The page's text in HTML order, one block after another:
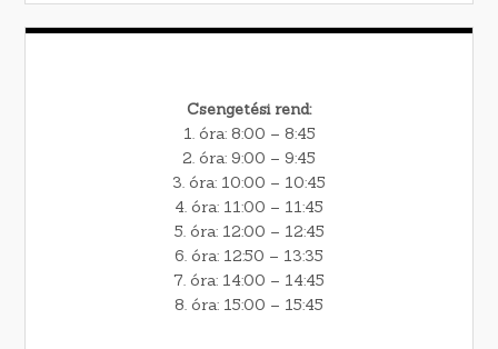
Csengetési rend:
1. óra: 8:00 – 8:45
2. óra: 9:00 – 9:45
3. óra: 10:00 – 10:45
4. óra: 11:00 – 11:45
5. óra: 12:00 – 12:45
6. óra: 12:50 – 13:35
7. óra: 14:00 – 14:45
8. óra: 15:00 – 15:45